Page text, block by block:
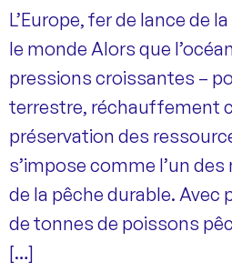
L’Europe, fer de lance de
le monde Alors que
pressions croissantes –
terrestre, réchauffement
préservation des
s’impose comme l’un
de la pêche durable. Avec
de tonnes de poissons
[…]